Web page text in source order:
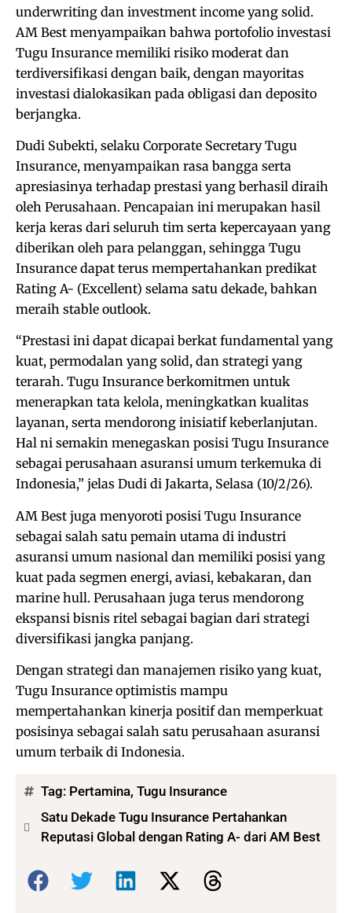
underwriting dan investment income yang solid.
AM Best menyampaikan bahwa portofolio investasi
Tugu Insurance memiliki risiko moderat dan
terdiversifikasi dengan baik, dengan mayoritas
investasi dialokasikan pada obligasi dan deposito
berjangka.
Dudi Subekti, selaku Corporate Secretary Tugu
Insurance, menyampaikan rasa bangga serta
apresiasinya terhadap prestasi yang berhasil diraih
oleh Perusahaan. Pencapaian ini merupakan hasil
kerja keras dari seluruh tim serta kepercayaan yang
diberikan oleh para pelanggan, sehingga Tugu
Insurance dapat terus mempertahankan predikat
Rating A- (Excellent) selama satu dekade, bahkan
meraih stable outlook.
“Prestasi ini dapat dicapai berkat fundamental yang
kuat, permodalan yang solid, dan strategi yang
terarah. Tugu Insurance berkomitmen untuk
menerapkan tata kelola, meningkatkan kualitas
layanan, serta mendorong inisiatif keberlanjutan.
Hal ni semakin menegaskan posisi Tugu Insurance
sebagai perusahaan asuransi umum terkemuka di
Indonesia,” jelas Dudi di Jakarta, Selasa (10/2/26).
AM Best juga menyoroti posisi Tugu Insurance
sebagai salah satu pemain utama di industri
asuransi umum nasional dan memiliki posisi yang
kuat pada segmen energi, aviasi, kebakaran, dan
marine hull. Perusahaan juga terus mendorong
ekspansi bisnis ritel sebagai bagian dari strategi
diversifikasi jangka panjang.
Dengan strategi dan manajemen risiko yang kuat,
Tugu Insurance optimistis mampu
mempertahankan kinerja positif dan memperkuat
posisinya sebagai salah satu perusahaan asuransi
umum terbaik di Indonesia.
Tag: Pertamina, Tugu Insurance
Satu Dekade Tugu Insurance Pertahankan
Reputasi Global dengan Rating A- dari AM Best
Bagikan: